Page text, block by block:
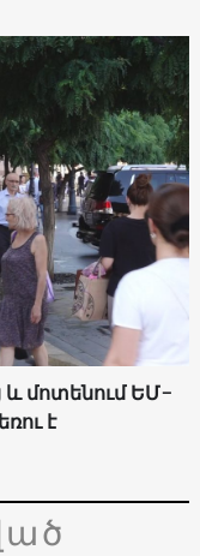
մոտենում ԵՄ-
է